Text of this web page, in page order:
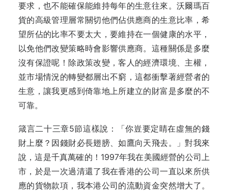
要求，也不能確保能維持每年的生意往來。沃爾瑪百
貨的高級管理層常關切他們佔供應商的生意比率，希
望所佔的比率不要太大，要維持在一個健康的水平，
以免他們改變策略時會影響供應商。這種關係是多麼
沒有保證呢！除政策改變，客人的經濟環境、主權，
並市場情況的轉變都層出不窮，這都衝擊著經營者的
生意，讓我更感到倚靠地上所建立的財富是多麼的不
可靠。
箴言二十三章5節這樣說：「你豈要定睛在虛無的錢
財上麼？因錢財必長翅膀、如鷹向天飛去。」對我來
說，這是千真萬確的！1997年我在美國經營的公司上
市，於是一次過清還了我在香港的公司一直以來所供
應的貨物款項，我本港公司的流動資金突然增大了。